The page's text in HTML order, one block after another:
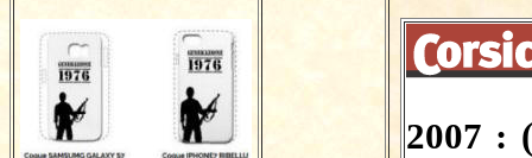
2007 : (